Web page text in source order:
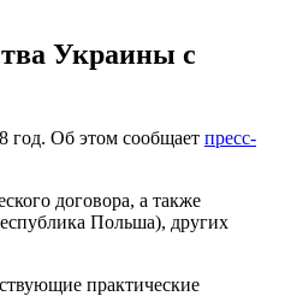
Украины с
год. Об этом сообщает пресс-
договора, а также
Польша), других
практические